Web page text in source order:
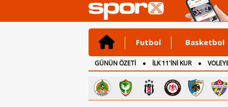
Futbol Basketbol
GÜNÜN ÖZETİ İLK 11'İNİ KUR
CANLI ANLATIM
İNGİLTERE